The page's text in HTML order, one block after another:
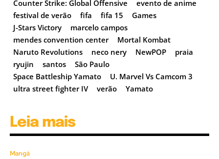
Counter Strike: Global Offensive
evento de anime
festival de verão
fifa fifa 15
Games
J-Stars Victory
marcelo campos
mendes convention center
Mortal Kombat
Naruto Revolutions
neco nery NewPOP
praia
ryujin
santos
São Paulo
Space Battleship Yamato
U. Marvel Vs Camcom 3
ultra street fighter IV
verão Yamato
Leia mais
Mangá